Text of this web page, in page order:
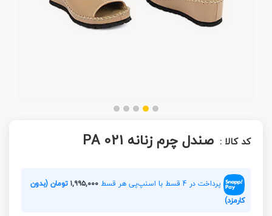
کد کالا : صندل چرم زنانه PA 021
پرداخت در 4 قسط با اسنپ‌پی هر قسط ۱,۹۹۵,۰۰۰تومان (بدون
کارمزد)